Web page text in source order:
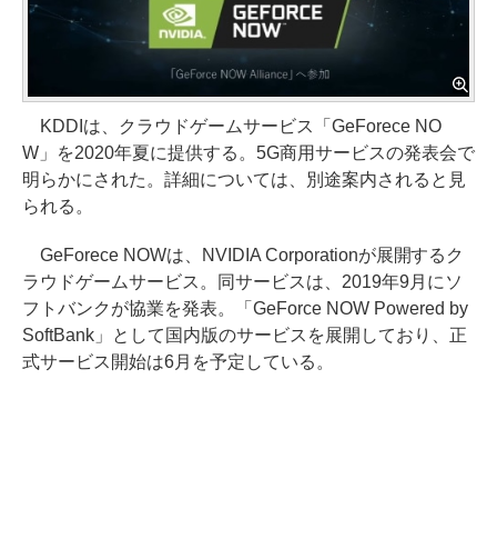
KDDIは、クラウドゲームサービス「GeForece NO
W」を2020年夏に提供する。5G商用サービスの発表会で
明らかにされた。詳細については、別途案内されると見
られる。
GeForece NOWは、NVIDIA Corporationが展開するク
ラウドゲームサービス。同サービスは、2019年9月にソ
フトバンクが協業を発表。「GeForce NOW Powered by
SoftBank」として国内版のサービスを展開しており、正
式サービス開始は6月を予定している。